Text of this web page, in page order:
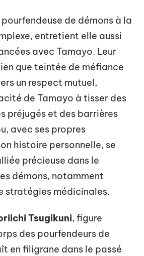
pourfendeuse de démons à la
entretient elle aussi
avec Tamayo. Leur
que teintée de méfiance
un respect mutuel,
de Tamayo à tisser des
préjugés et des barrières
avec ses propres
histoire personnelle, se
précieuse dans le
démons, notamment
stratégies médicinales.
Tsugikuni, figure
des pourfendeurs de
en filigrane dans le passé